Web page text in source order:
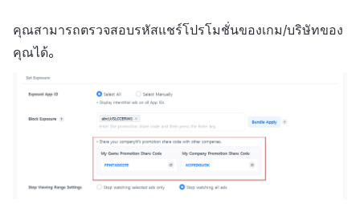
คุณสามารถตรวจสอบรหัสแชร์โปรโมชั่นของเกม/บริษัทของ
คุณได้。